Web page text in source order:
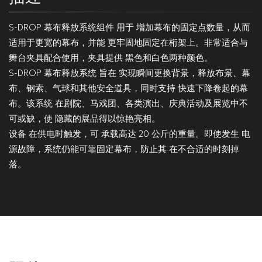
S-DROP 幕布释放系统组件 用于 增加幕布的固定点数量，从而
适用于更宽的幕布，并能 更牢固地固定在桁架上。非常适合与
舞台夹具配合使用，夹具提供 黑色和白色两种颜色。
S-DROP 幕布释放系统 旨在 实现瞬间更换背景，释放布景、幕
布、钢索、气球和其他安全道具，同时支持 快速下降卷起的幕
布。该系统 在剧院、马戏团、各类演出、庆典活动及展览中不
可或缺，使 隐藏的展品得以惊艳亮相。
设备 在供电时触发，可 承载高达 20 公斤的重量。即使发生 电
源故障，系统仍能可靠固定幕布，防止其 在不合适的时刻掉
落。